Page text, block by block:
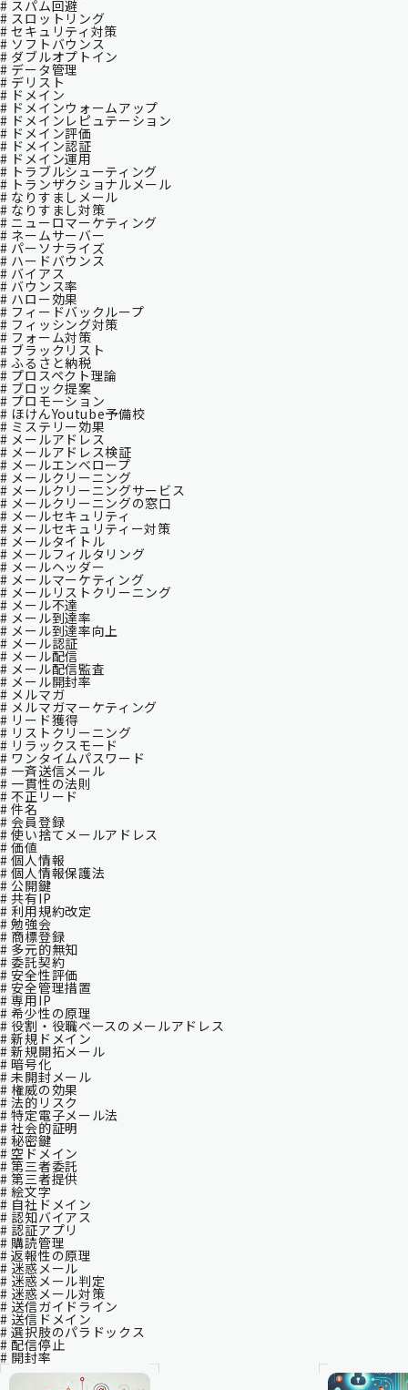
# スパム回避
# スロットリング
# セキュリティ対策
# ソフトバウンス
# ダブルオプトイン
# データ管理
# デリスト
# ドメイン
# ドメインウォームアップ
# ドメインレピュテーション
# ドメイン評価
# ドメイン認証
# ドメイン運用
# トラブルシューティング
# トランザクショナルメール
# なりすましメール
# なりすまし対策
# ニューロマーケティング
# ネームサーバー
# パーソナライズ
# ハードバウンス
# バイアス
# バウンス率
# ハロー効果
# フィードバックループ
# フィッシング対策
# フォーム対策
# ブラックリスト
# ふるさと納税
# プロスペクト理論
# ブロック提案
# プロモーション
# ほけんYoutube予備校
# ミステリー効果
# メールアドレス
# メールアドレス検証
# メールエンベロープ
# メールクリーニング
# メールクリーニングサービス
# メールクリーニングの窓口
# メールセキュリティ
# メールセキュリティー対策
# メールタイトル
# メールフィルタリング
# メールヘッダー
# メールマーケティング
# メールリストクリーニング
# メール不達
# メール到達率
# メール到達率向上
# メール認証
# メール配信
# メール配信監査
# メール開封率
# メルマガ
# メルマガマーケティング
# リード獲得
# リストクリーニング
# リラックスモード
# ワンタイムパスワード
# 一斉送信メール
# 一貫性の法則
# 不正リード
# 件名
# 会員登録
# 使い捨てメールアドレス
# 価値
# 個人情報
# 個人情報保護法
# 公開鍵
# 共有IP
# 利用規約改定
# 勉強会
# 商標登録
# 多元的無知
# 委託契約
# 安全性評価
# 安全管理措置
# 専用IP
# 希少性の原理
# 役割・役職ベースのメールアドレス
# 新規ドメイン
# 新規開拓メール
# 暗号化
# 未開封メール
# 権威の効果
# 法的リスク
# 特定電子メール法
# 社会的証明
# 秘密鍵
# 空ドメイン
# 第三者委託
# 第三者提供
# 絵文字
# 自社ドメイン
# 認知バイアス
# 認証アプリ
# 購読管理
# 返報性の原理
# 迷惑メール
# 迷惑メール判定
# 迷惑メール対策
# 送信ガイドライン
# 送信ドメイン
# 選択肢のパラドックス
# 配信停止
# 開封率